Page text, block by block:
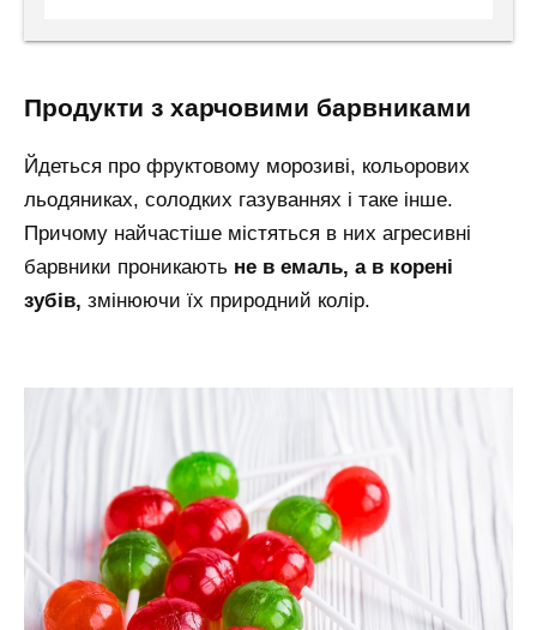
продукти з харчовими барвниками
Йдеться про фруктовому морозиві, кольорових
льодяниках, солодких газуваннях і таке інше.
Причому найчастіше містяться в них агресивні
барвники проникають не в емаль, а в корені
зубів, змінюючи їх природний колір.